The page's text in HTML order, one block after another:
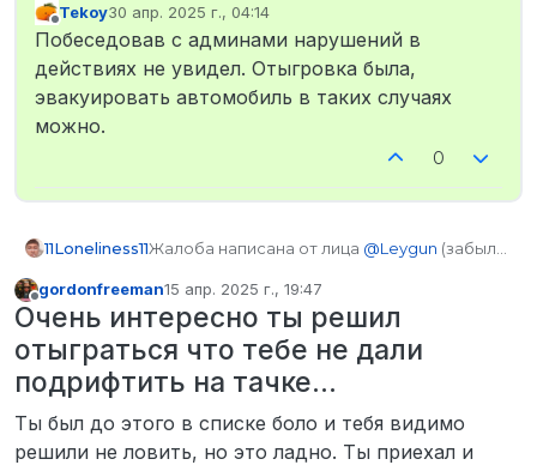
Не в сети
Tekoy30 апр. 2025 г., 04:14
отредактировано
Побеседовав с админами нарушений в
действиях не увидел. Отыгровка была,
эвакуировать автомобиль в таких случаях
можно.
0
11Loneliness11Жалоба написана от лица @Leygun (забыл
написание)
Твой ник, а также основное имя твоего
персонажа: Джим Форес (Leygun)
Твой SteamID: STEAM_0:1:124968738
Твои контакты для связи: Leygun.jpeg
Ник участника команды:
Дата и время произошедшего по МСК:
20:20-21:00
gordonfreeman15 апр. 2025 г., 19:47
отредактировано
Очень интересно ты решил
отыграться что тебе не дали
подрифтить на тачке…
Ты был до этого в списке боло и тебя видимо
решили не ловить, но это ладно. Ты приехал и